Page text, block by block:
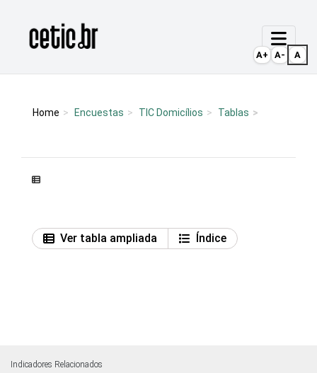
Página inicial
Home Encuestas TIC Domicílios Tablas
Ver tabla ampliada Índice
Indicadores Relacionados
A+ A- A